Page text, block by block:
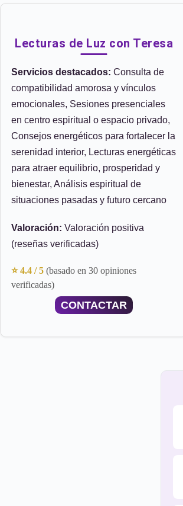
Lecturas de Luz con Teresa
Servicios destacados: Consulta de
compatibilidad amorosa y vínculos
emocionales, Sesiones presenciales
en centro espiritual o espacio privado,
Consejos energéticos para fortalecer la
serenidad interior, Lecturas energéticas
para atraer equilibrio, prosperidad y
bienestar, Análisis espiritual de
situaciones pasadas y futuro cercano
Valoración: Valoración positiva
(reseñas verificadas)
⭐ 4.4 / 5 (basado en 30 opiniones
verificadas)
CONTACTAR